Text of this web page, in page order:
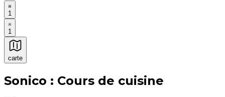
1
1
carte
Expériences culinaires inoubliables : Expériences
Sonico : Cours de cuisine